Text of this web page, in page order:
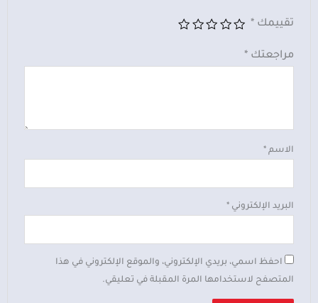
تقييمك *
مراجعتك *
الاسم*
البريد الإلكتروني *
احفظ اسمي، بريدي الإلكتروني، والموقع الإلكتروني في هذا
المتصفح لاستخدامها المرة المقبلة في تعليقي.